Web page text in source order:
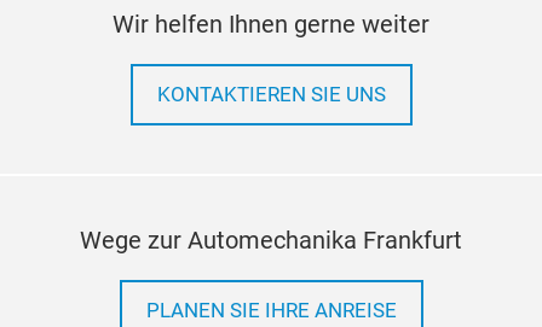
Wir helfen Ihnen gerne weiter
KONTAKTIEREN SIE UNS
Wege zur Automechanika Frankfurt
PLANEN SIE IHRE ANREISE